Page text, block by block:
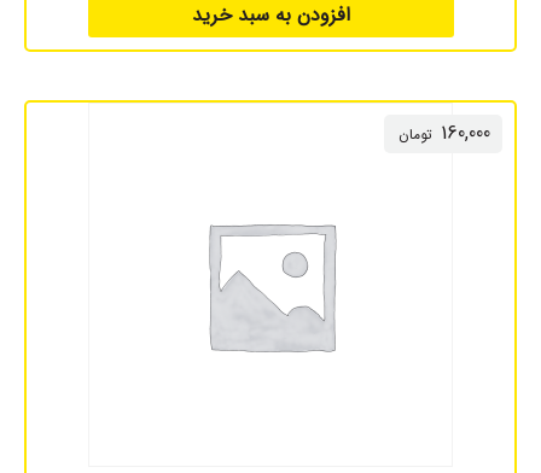
افزودن به سبد خرید
160,000 تومان